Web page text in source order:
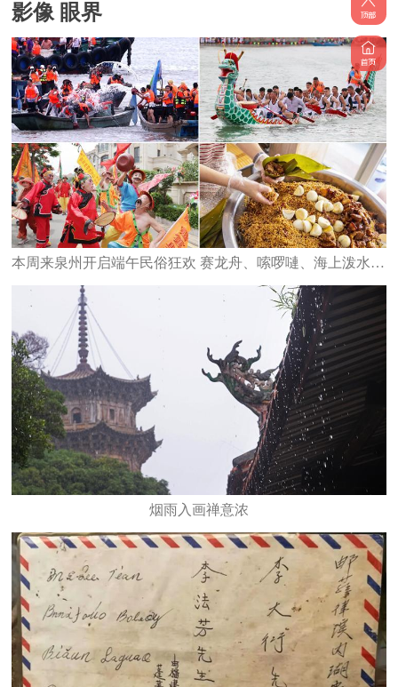
影像 眼界
本周来泉州开启端午民俗狂欢 赛龙舟、嗦啰嗹、海上泼水、水上捉鸭
烟雨入画禅意浓